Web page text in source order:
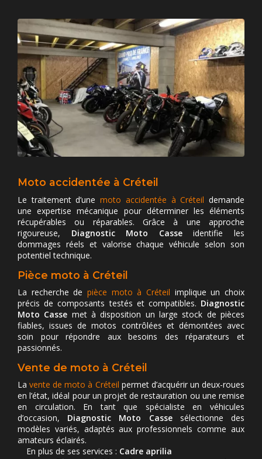
Moto accidentée à Créteil
Le traitement d’unemoto accidentée à Créteil demande
une expertise mécanique pour déterminer les éléments
récupérables ou réparables. Grâce à une approche
rigoureuse, Diagnostic Moto Casseidentifie les
dommages réels et valorise chaque véhicule selon son
potentiel technique.
Pièce moto à Créteil
La recherche de pièce moto à Créteil implique un choix
précis de composants testés et compatibles. Diagnostic
Moto Casse met à disposition un large stock de pièces
fiables, issues de motos contrôlées et démontées avec
soin pour répondre aux besoins des réparateurs et
passionnés.
Vente de moto à Créteil
Lavente de moto à Créteil permet d’acquérir un deux-roues
en l’état, idéal pour un projet de restauration ou une remise
en circulation. En tant que spécialiste en véhicules
d’occasion, Diagnostic Moto Cassesélectionne des
modèles variés, adaptés aux professionnels comme aux
amateurs éclairés.
En plus de ses services : Cadre aprilia